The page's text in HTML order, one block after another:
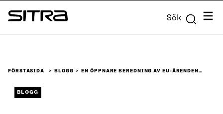
Skip to
content
Sitra Sök Meny
FÖRSTASIDA BLOGG EN ÖPPNARE BEREDNING AV EU-ÄRENDEN…
BLOGG